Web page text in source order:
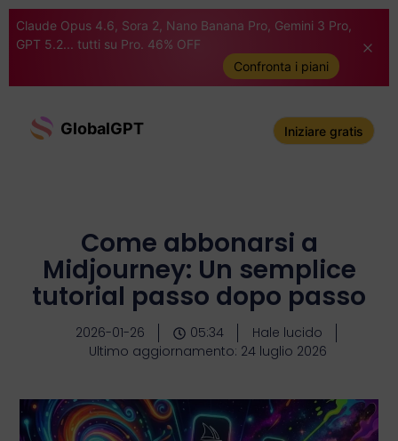
Claude Opus 4.6, Sora 2, Nano Banana Pro, Gemini 3 Pro,
GPT 5.2... tutti su Pro. 46% OFF
Confronta i piani
GlobalGPT Iniziare gratis
Come abbonarsi a
Midjourney: Un semplice
tutorial passo dopo passo
2026-01-26 05:34
Hale lucido
Ultimo aggiornamento: 24 luglio 2026